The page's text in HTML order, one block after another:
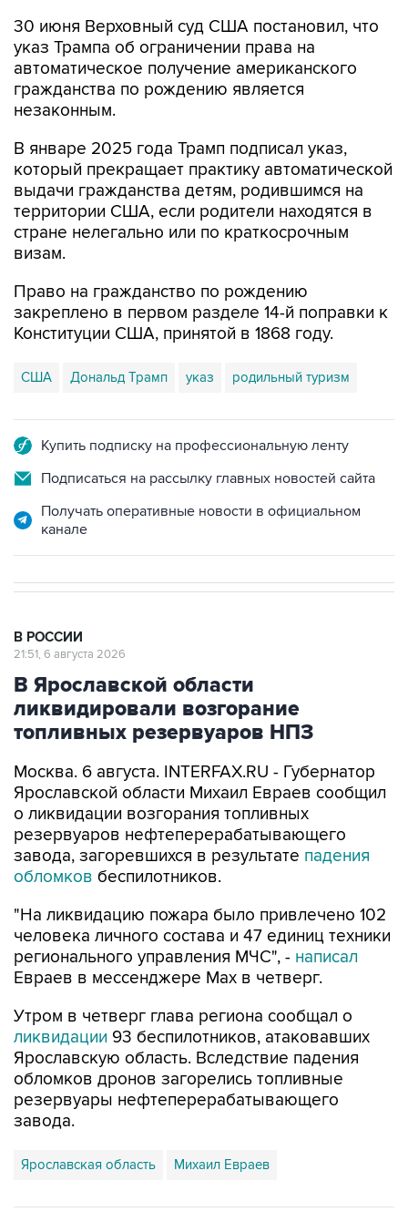
30 июня Верховный суд США постановил, что
указ Трампа об ограничении права на
автоматическое получение американского
гражданства по рождению является
незаконным.
В январе 2025 года Трамп подписал указ,
который прекращает практику автоматической
выдачи гражданства детям, родившимся на
территории США, если родители находятся в
стране нелегально или по краткосрочным
визам.
Право на гражданство по рождению
закреплено в первом разделе 14-й поправки к
Конституции США, принятой в 1868 году.
США Дональд Трамп указ родильный туризм
Купить подписку на профессиональную ленту
Подписаться на рассылку главных новостей сайта
Получать оперативные новости в официальном
канале
В РОССИИ
21:51, 6 августа 2026
В Ярославской области
ликвидировали возгорание
топливных резервуаров НПЗ
Москва. 6 августа. INTERFAX.RU - Губернатор
Ярославской области Михаил Евраев сообщил
о ликвидации возгорания топливных
резервуаров нефтеперерабатывающего
завода, загоревшихся в результате падения
обломков беспилотников.
"На ликвидацию пожара было привлечено 102
человека личного состава и 47 единиц техники
регионального управления МЧС", - написал
Евраев в мессенджере Мах в четверг.
Утром в четверг глава региона сообщал о
ликвидации 93 беспилотников, атаковавших
Ярославскую область. Вследствие падения
обломков дронов загорелись топливные
резервуары нефтеперерабатывающего
завода.
Ярославская область Михаил Евраев